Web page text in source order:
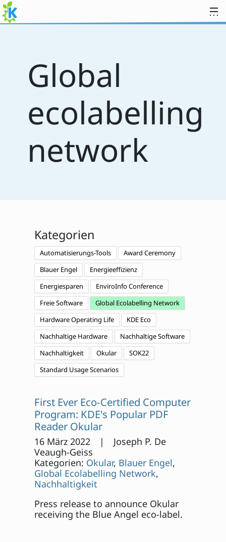
Zum Inhalt springen
Global
ecolabelling
network
Kategorien
Automatisierungs-Tools
Award Ceremony
Blauer Engel
Energieeffizienz
Energiesparen
EnviroInfo Conference
Freie Software
Global Ecolabelling Network
Hardware Operating Life
KDE Eco
Nachhaltige Hardware
Nachhaltige Software
Nachhaltigkeit
Okular
SOK22
Standard Usage Scenarios
First Ever Eco-Certified Computer
Program: KDE's Popular PDF
Reader Okular
16 März 2022 | Joseph P. De
Veaugh-Geiss
Kategorien: Okular, Blauer Engel,
Global Ecolabelling Network,
Nachhaltigkeit
Press release to announce Okular
receiving the Blue Angel eco-label.